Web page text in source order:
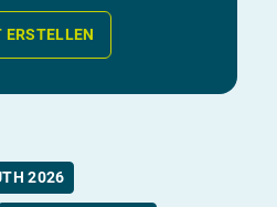
ERSTELLEN
2026